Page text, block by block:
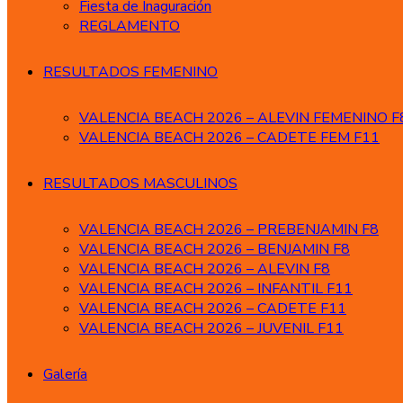
Fiesta de Inaguración
REGLAMENTO
RESULTADOS FEMENINO
VALENCIA BEACH 2026 – ALEVIN FEMENINO
VALENCIA BEACH 2026 – CADETE FEM F11
RESULTADOS MASCULINOS
VALENCIA BEACH 2026 – PREBENJAMIN F8
VALENCIA BEACH 2026 – BENJAMIN F8
VALENCIA BEACH 2026 – ALEVIN F8
VALENCIA BEACH 2026 – INFANTIL F11
VALENCIA BEACH 2026 – CADETE F11
VALENCIA BEACH 2026 – JUVENIL F11
Galería